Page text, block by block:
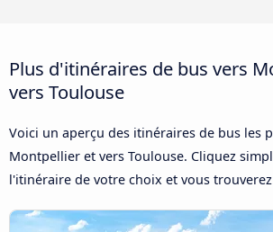
Plus d'itinéraires de bus vers
vers Toulouse
Voici un aperçu des itinéraires de bus les
Montpellier et vers Toulouse. Cliquez
l'itinéraire de votre choix et vous